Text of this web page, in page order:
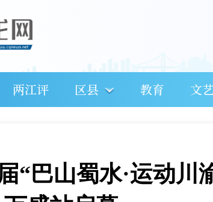
两江评 区县 教育 文艺
“巴山蜀水·运动川